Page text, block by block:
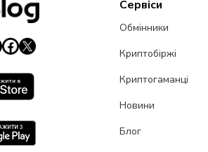
Сервіси
Обмінники
Криптобіржі
Криптогаманці
Новини
Блог